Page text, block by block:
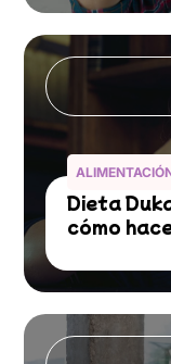
Dieta
cómo